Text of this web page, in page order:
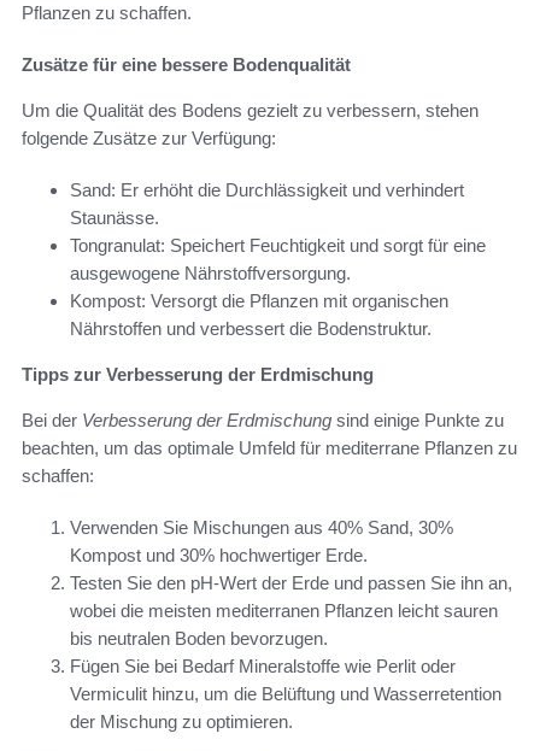
Pflanzen zu schaffen.
Zusätze für eine bessere Bodenqualität
Um die Qualität des Bodens gezielt zu verbessern, stehen
folgende Zusätze zur Verfügung:
Sand: Er erhöht die Durchlässigkeit und verhindert
Staunässe.
Tongranulat: Speichert Feuchtigkeit und sorgt für eine
ausgewogene Nährstoffversorgung.
Kompost: Versorgt die Pflanzen mit organischen
Nährstoffen und verbessert die Bodenstruktur.
Tipps zur Verbesserung der Erdmischung
Bei der Verbesserung der Erdmischung sind einige Punkte zu
beachten, um das optimale Umfeld für mediterrane Pflanzen zu
schaffen:
Verwenden Sie Mischungen aus 40% Sand, 30%
Kompost und 30% hochwertiger Erde.
Testen Sie den pH-Wert der Erde und passen Sie ihn an,
wobei die meisten mediterranen Pflanzen leicht sauren
bis neutralen Boden bevorzugen.
Fügen Sie bei Bedarf Mineralstoffe wie Perlit oder
Vermiculit hinzu, um die Belüftung und Wasserretention
der Mischung zu optimieren.